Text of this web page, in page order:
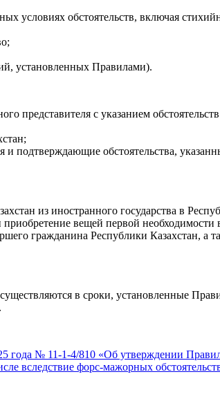
условиях обстоятельств, включая
установленных Правилами).
представителя с указанием
подтверждающие обстоятельства,
из иностранного государства в
вещей первой
гражданина Республики Казахстан, а
в сроки, установленные
года № 11-1-4/810 «Об утверждении
вследствие форс-мажорных